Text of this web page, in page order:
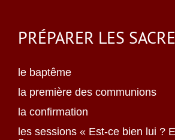
PRÉPARER LES
le baptême
la première des communions
la confirmation
les sessions « Est-ce bien lui ?